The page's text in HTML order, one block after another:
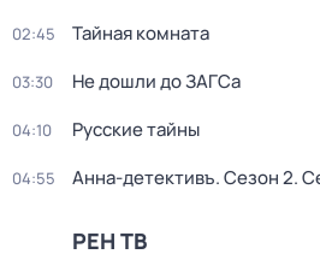
02:45 Тайная комната
03:30 Не дошли до ЗАГСа
04:10 Русские тайны
04:55 Анна-детективъ. Сезон 2.
РЕН ТВ